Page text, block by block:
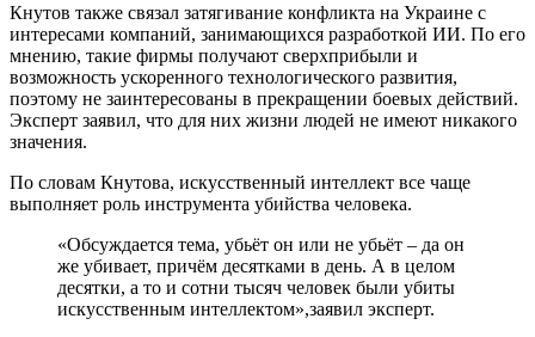
Кнутов также связал затягивание конфликта на Украине с
интересами компаний, занимающихся разработкой ИИ. По его
мнению, такие фирмы получают сверхприбыли и
возможность ускоренного технологического развития,
поэтому не заинтересованы в прекращении боевых действий.
Эксперт заявил, что для них жизни людей не имеют никакого
значения.
По словам Кнутова, искусственный интеллект все чаще
выполняет роль инструмента убийства человека.
«Обсуждается тема, убьёт он или не убьёт – да он
же убивает, причём десятками в день. А в целом
десятки, а то и сотни тысяч человек были убиты
искусственным интеллектом»,заявил эксперт.